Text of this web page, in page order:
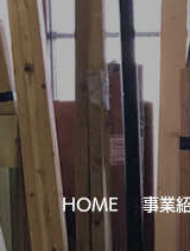
HOME 事業